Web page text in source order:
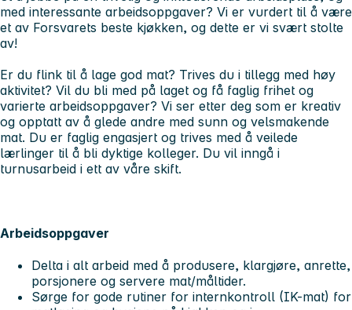
med interessante arbeidsoppgaver? Vi er vurdert til å være
et av Forsvarets beste kjøkken, og dette er vi svært stolte
av!
Er du flink til å lage god mat? Trives du i tillegg med høy
aktivitet? Vil du bli med på laget og få faglig frihet og
varierte arbeidsoppgaver? Vi ser etter deg som er kreativ
og opptatt av å glede andre med sunn og velsmakende
mat. Du er faglig engasjert og trives med å veilede
lærlinger til å bli dyktige kolleger. Du vil inngå i
turnusarbeid i ett av våre skift.
Arbeidsoppgaver
Delta i alt arbeid med å produsere, klargjøre, anrette,
porsjonere og servere mat/måltider.
Sørge for gode rutiner for internkontroll (IK-mat) for